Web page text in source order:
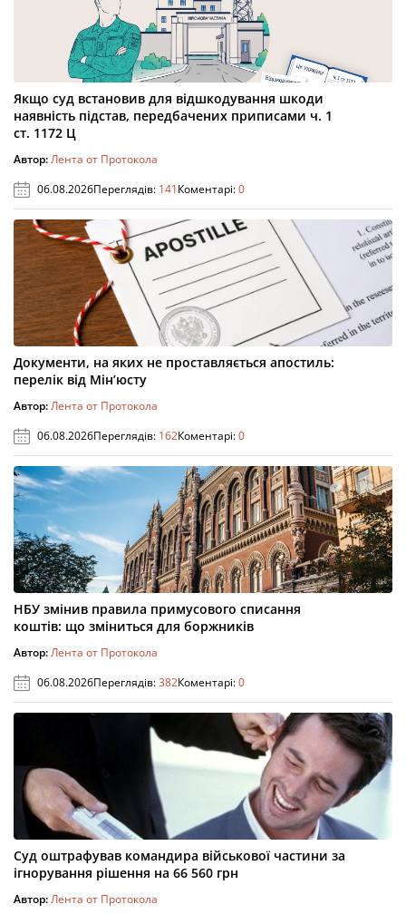
Якщо суд встановив для відшкодування шкоди
наявність підстав, передбачених приписами ч. 1
ст. 1172 Ц
Автор:Лента от Протокола
06.08.2026Переглядів: 141Коментарі:0
Документи, на яких не проставляється апостиль:
перелік від Мін’юсту
Автор:Лента от Протокола
06.08.2026Переглядів: 162Коментарі:0
НБУ змінив правила примусового списання
коштів: що зміниться для боржників
Автор:Лента от Протокола
06.08.2026Переглядів:382Коментарі:0
Суд оштрафував командира військової частини за
ігнорування рішення на 66 560 грн
Автор:Лента от Протокола